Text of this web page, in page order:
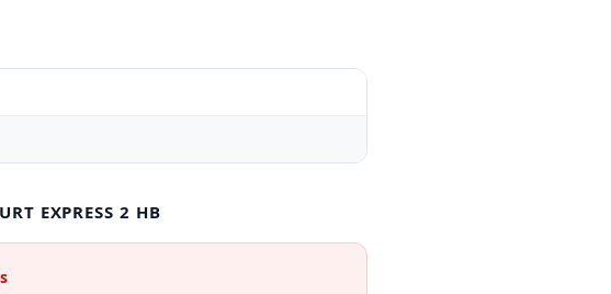
EXPRESS 2 HB